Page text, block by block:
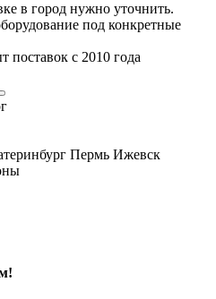
в город нужно уточнить.
под конкретные
с 2010 года
Пермь Ижевск